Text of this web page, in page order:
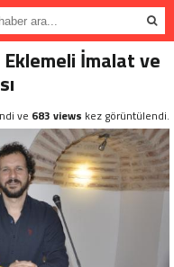
İmalat ve
ve 683 views kez görüntülendi.